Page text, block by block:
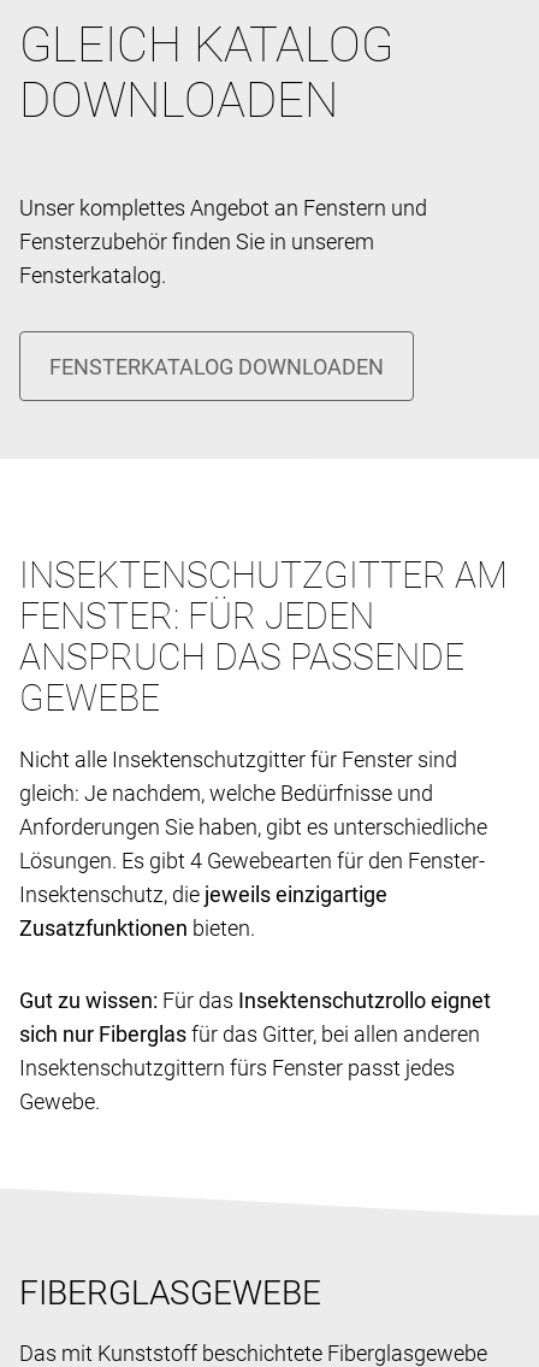
GLEICH KATALOG
DOWNLOADEN
Unser komplettes Angebot an Fenstern und
Fensterzubehör finden Sie in unserem
Fensterkatalog.
INSEKTENSCHUTZGITTER AM
FENSTER: FÜR JEDEN
ANSPRUCH DAS PASSENDE
GEWEBE
Nicht alle Insektenschutzgitter für Fenster sind
gleich: Je nachdem, welche Bedürfnisse und
Anforderungen Sie haben, gibt es unterschiedliche
Lösungen. Es gibt 4 Gewebearten für den Fenster-
Insektenschutz, die jeweils einzigartige
Zusatzfunktionen bieten.
Gut zu wissen: Für das Insektenschutzrollo eignet
sich nur Fiberglasfür das Gitter, bei allen anderen
Insektenschutzgittern fürs Fenster passt jedes
Gewebe.
FIBERGLASGEWEBE
Das mit Kunststoff beschichtete Fiberglasgewebe